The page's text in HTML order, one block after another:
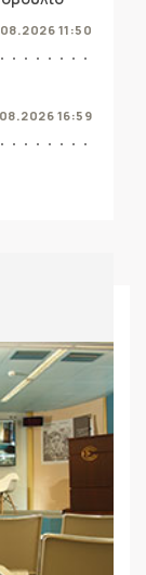
11:50
16:59